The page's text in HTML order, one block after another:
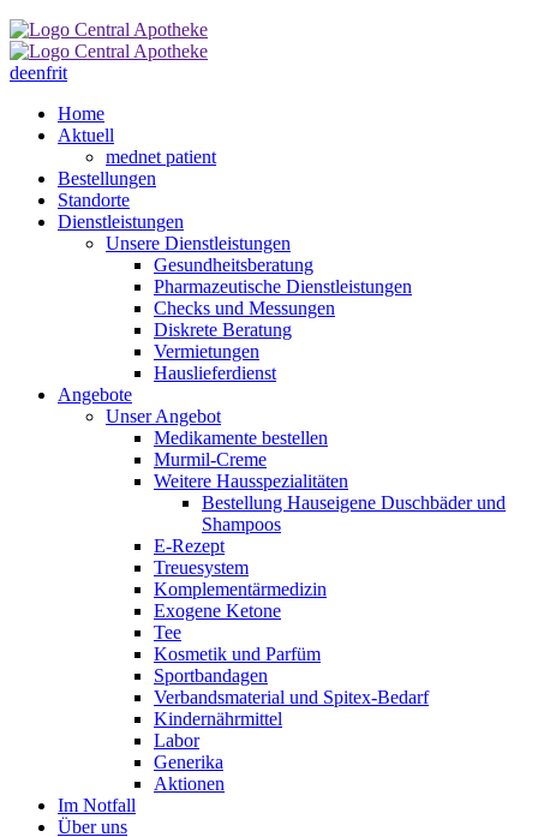
deenfrit
Home
Aktuell
mednet patient
Bestellungen
Standorte
Dienstleistungen
Unsere Dienstleistungen
Gesundheitsberatung
Pharmazeutische Dienstleistungen
Checks und Messungen
Diskrete Beratung
Vermietungen
Hauslieferdienst
Angebote
Unser Angebot
Medikamente bestellen
Murmil-Creme
Weitere Hausspezialitäten
Bestellung Hauseigene Duschbäder und
Shampoos
E-Rezept
Treuesystem
Komplementärmedizin
Exogene Ketone
Tee
Kosmetik und Parfüm
Sportbandagen
Verbandsmaterial und Spitex-Bedarf
Kindernährmittel
Labor
Generika
Aktionen
Im Notfall
Über uns